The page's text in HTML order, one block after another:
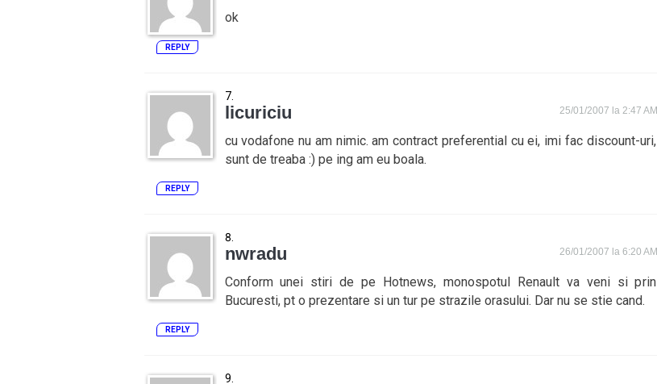
ok
REPLY
licuriciu 25/01/2007 la 2:47 AM
cu vodafone nu am nimic. am contract preferential cu ei, imi fac discount-uri,
sunt de treaba :) pe ing am eu boala.
REPLY
nwradu 26/01/2007 la 6:20 AM
Conform unei stiri de pe Hotnews, monospotul Renault va veni si prin
Bucuresti, pt o prezentare si un tur pe strazile orasului. Dar nu se stie cand.
REPLY